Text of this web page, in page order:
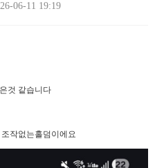
26-06-11 19:19
것 같습니다
작없는홀덤이에요